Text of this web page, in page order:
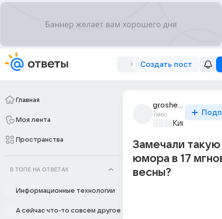
Создать пост
Главная
Моя лента
Пространства
В ТОПЕ НА ОТВЕТАХ
Информационные технологии
А сейчас что-то совсем другое
groshei_nemae
7мес
Киномания
Замечали
юмора в 17
весны?